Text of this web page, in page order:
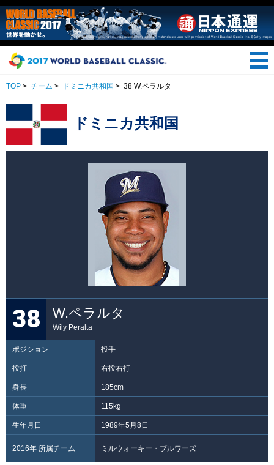
TOP > チーム > ドミニカ共和国 > 38 W.ペラルタ
ドミニカ共和国
38 W.ペラルタ
Wily Peralta
ポジション 投手
投打 右投右打
身長 185cm
体重 115kg
生年月日 1989年5月8日
2016年 所属チーム ミルウォーキー・ブルワーズ